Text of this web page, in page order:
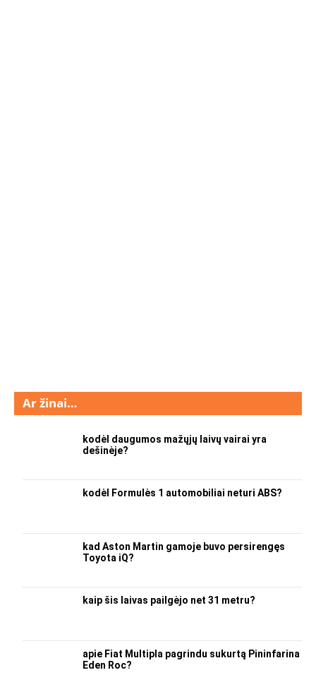
Ar žinai…
kodėl daugumos mažųjų laivų vairai yra
dešinėje?
kodėl Formulės 1 automobiliai neturi ABS?
kad Aston Martin gamoje buvo persirengęs
Toyota iQ?
kaip šis laivas pailgėjo net 31 metru?
apie Fiat Multipla pagrindu sukurtą Pininfarina
Eden Roc?